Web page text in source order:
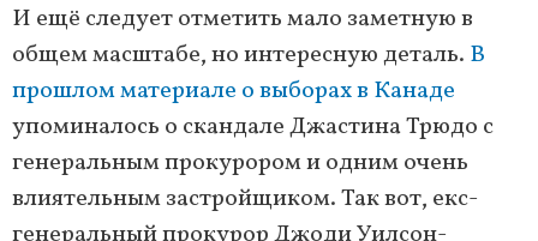
И ещё следует отметить мало заметную в
общем масштабе, но интересную деталь. В
прошлом материале о выборах в Канаде
упоминалось о скандале Джастина Трюдо с
генеральным прокурором и одним очень
влиятельным застройщиком. Так вот, екс-